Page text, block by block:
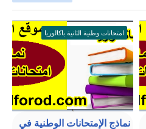
امتحانات وطنية الثانية باكالوريا
نماذج الإمتحانات الوطنية في